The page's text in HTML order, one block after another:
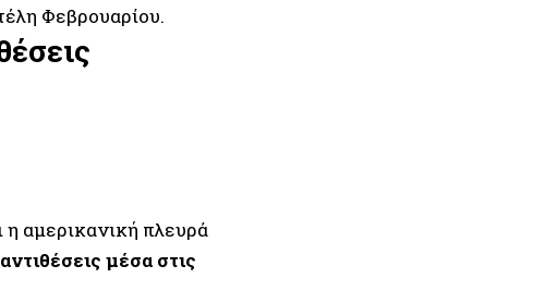
Φεβρουαρίου.
η αμερικανική πλευρά
μέσα στις